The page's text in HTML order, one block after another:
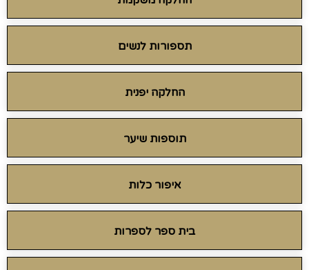
תספורות לנשים
החלקה יפנית
תוספות שיער
איפור כלות
בית ספר לספרות